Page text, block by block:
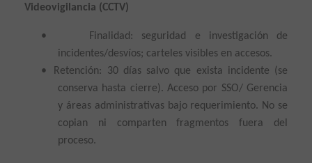
Videovigilancia (CCTV)
•
Finalidad: seguridad e investigación de
incidentes/desvíos; carteles visibles en accesos.
•
Retención: 30 días salvo que exista incidente (se
conserva hasta cierre). Acceso por SSO/ Gerencia
y áreas administrativas bajo requerimiento. No se
copian ni comparten fragmentos fuera del
proceso.